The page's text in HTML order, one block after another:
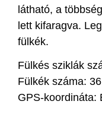
látható, a
lett kifaragva.
fülkék.
Fülkés sziklák
Fülkék száma:
GPS-koordináta: